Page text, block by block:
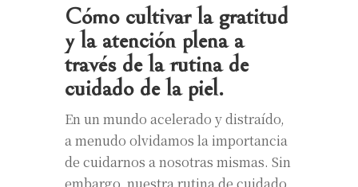
Cómo cultivar la gratitud
y la atención plena a
través de la rutina de
cuidado de la piel.
En un mundo acelerado y distraído,
a menudo olvidamos la importancia
de cuidarnos a nosotras mismas. Sin